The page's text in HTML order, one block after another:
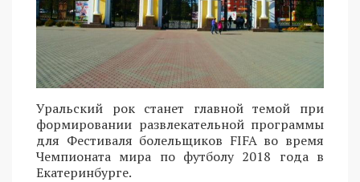
Уральский рок станет главной темой при
формировании развлекательной программы
для Фестиваля болельщиков FIFA во время
Чемпионата мира по футболу 2018 года в
Екатеринбурге.